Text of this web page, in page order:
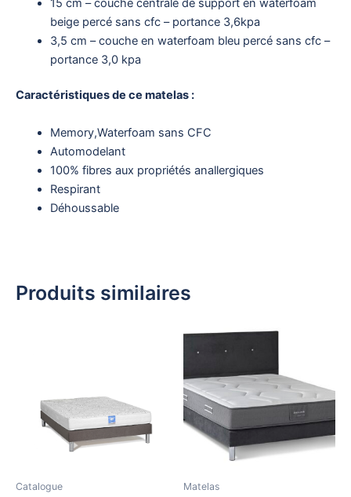
beige percé sans cfc – portance 3,6kpa
3,5 cm – couche en waterfoam bleu percé sans cfc –
portance 3,0 kpa
Caractéristiques de ce matelas :
Memory,Waterfoam sans CFC
Automodelant
100% fibres aux propriétés anallergiques
Respirant
Déhoussable
Produits similaires
Catalogue Matelas